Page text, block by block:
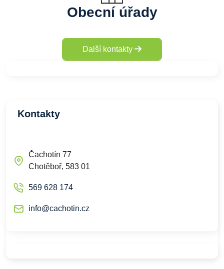
Obecní úřady
Další kontakty
Kontakty
Čachotín 77
Chotěboř, 583 01
569 628 174
info@cachotin.cz